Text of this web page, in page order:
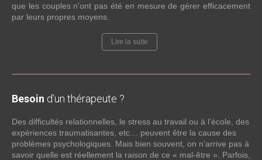
que les couples n'ont pas été en mesure de gérer efficacement
par leurs propres moyens.
Lire la suite
Besoin d’un thérapeute ?
Des difficultés relationnelles, le stress au travail ou à l’école, des
expériences traumatisantes, etc… peuvent être la cause des
problèmes psychologiques. Mais bien souvent, on n’arrive pas à
savoir quelle est réellement la raison de ce « mal-être ». Parfois,